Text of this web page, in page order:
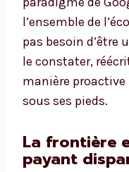
l’ensemble de
pas besoin d’être
le constater,
manière
sous ses pieds.
La frontière
payant